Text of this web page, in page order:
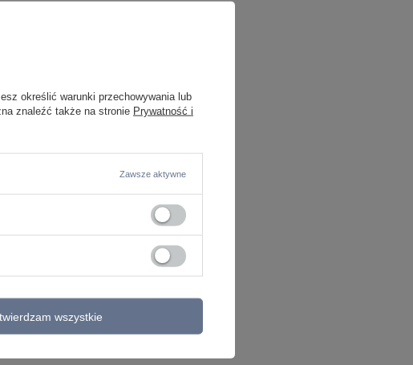
określić warunki przechowywania lub
znaleźć także na stronie Prywatność i
Zawsze aktywne
wszystkie